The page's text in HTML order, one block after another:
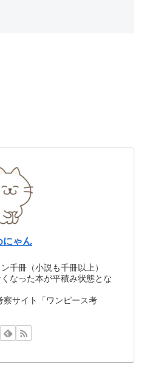
にゃん
千冊（小説も千冊以上）
なった本が平積み状態とな
サイト「ワンピース考